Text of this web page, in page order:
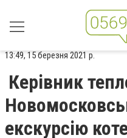
13:49, 15 березня 2021 р.
Керівник
екскурсію